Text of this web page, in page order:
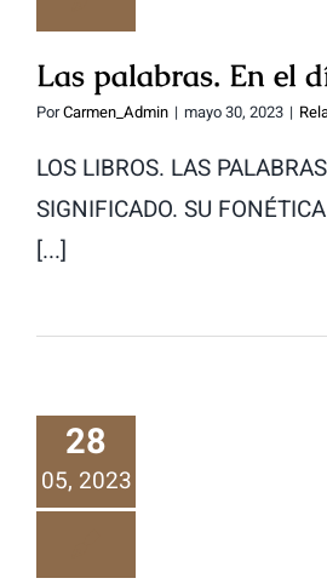
Las palabras. En el
PorCarmen_Admin | mayo 30, 2023 |
LOS LIBROS. LAS
SIGNIFICADO. SU
[...]
28
05, 2023